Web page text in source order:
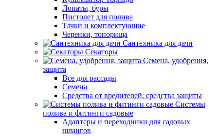
Лопаты, буры
Пистолет для полива
Тачки и комплектующие
Черенки, топорища
Сантехника для дачи
Секаторы
Семена, удобрения,
защита
Все для рассады
Семена
Средства от вредителей, средства защиты
Системы
полива и фитинги садовые
Адаптеры и переходники для садовых
шлангов